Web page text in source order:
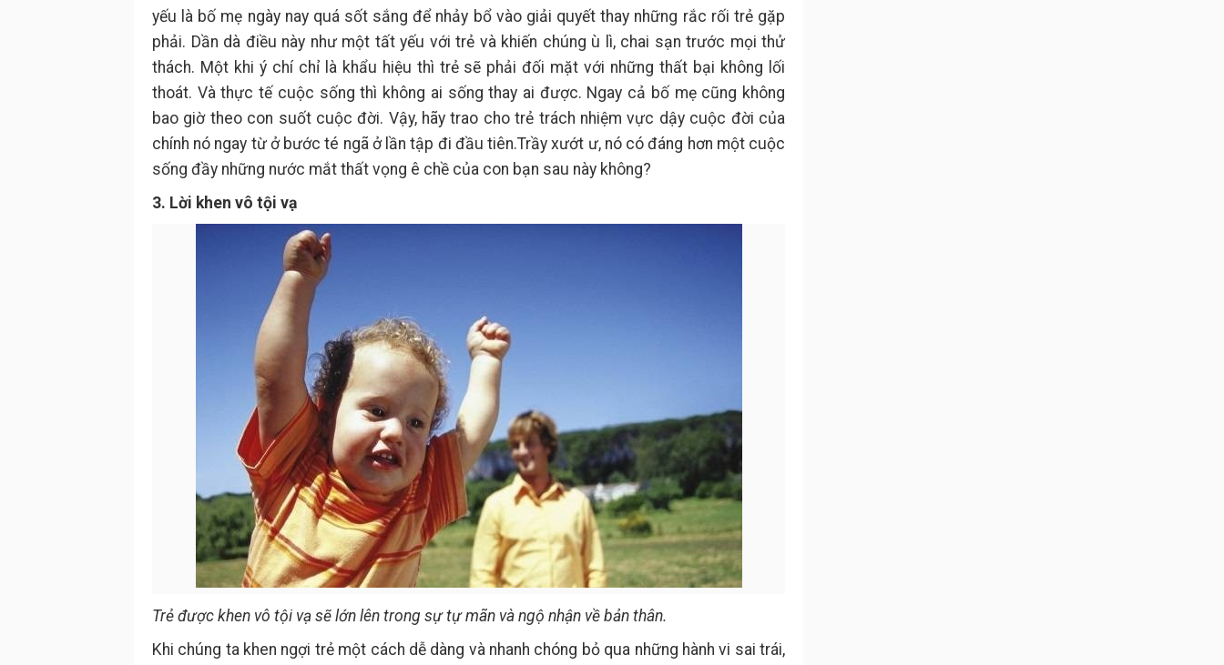
yếu là bố mẹ ngày nay quá sốt sắng để nhảy bổ vào giải quyết thay những rắc rối trẻ gặp
phải. Dần dà điều này như một tất yếu với trẻ và khiến chúng ù lì, chai sạn trước mọi thử
thách. Một khi ý chí chỉ là khẩu hiệu thì trẻ sẽ phải đối mặt với những thất bại không lối
thoát. Và thực tế cuộc sống thì không ai sống thay ai được. Ngay cả bố mẹ cũng không
bao giờ theo con suốt cuộc đời. Vậy, hãy trao cho trẻ trách nhiệm vực dậy cuộc đời của
chính nó ngay từ ở bước té ngã ở lần tập đi đầu tiên.Trầy xướt ư, nó có đáng hơn một cuộc
sống đầy những nước mắt thất vọng ê chề của con bạn sau này không?
3. Lời khen vô tội vạ
Trẻ được khen vô tội vạ sẽ lớn lên trong sự tự mãn và ngộ nhận về bản thân.
Khi chúng ta khen ngợi trẻ một cách dễ dàng và nhanh chóng bỏ qua những hành vi sai trái,